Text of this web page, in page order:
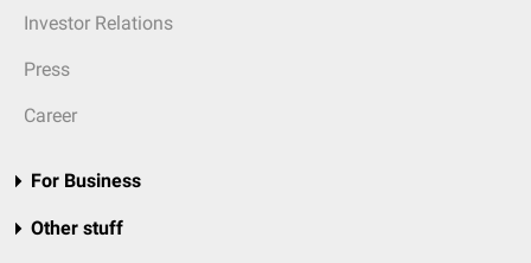
Investor Relations
Press
Career
For Business
Other stuff